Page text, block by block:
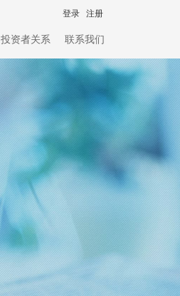
投资者关系 联系我们
登录 注册